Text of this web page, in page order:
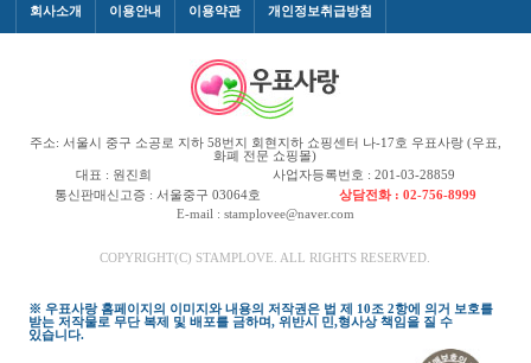
회사소개 이용안내 이용약관 개인정보취급방침
주소: 서울시 중구 소공로 지하 58번지 회현지하 쇼핑센터 나-17호 우표사랑 (우표,
화폐 전문 쇼핑몰)
대표 : 원진희
사업자등록번호 : 201-03-28859
통신판매신고증 : 서울중구 03064호
상담전화 : 02-756-8999
E-mail : stamplovee@naver.com
COPYRIGHT(C) STAMPLOVE. ALL RIGHTS RESERVED.
※ 우표사랑 홈페이지의 이미지와 내용의 저작권은 법 제 10조 2항에 의거 보호를
받는 저작물로 무단 복제 및 배포를 금하며, 위반시 민,형사상 책임을 질 수
있습니다.